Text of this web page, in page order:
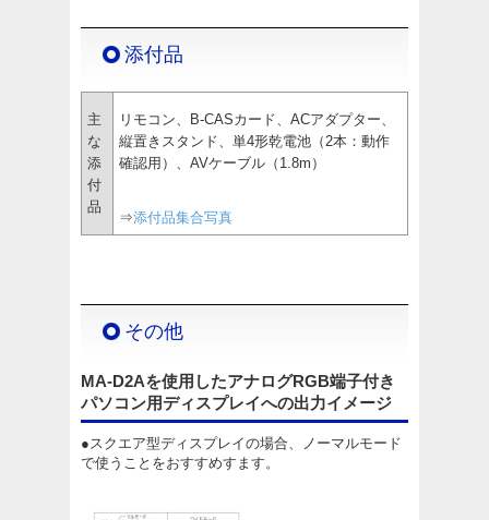
添付品
主
な
添
付
品
リモコン、B-CASカード、ACアダプター、
縦置きスタンド、単4形乾電池（2本：動作
確認用）、AVケーブル（1.8m）
⇒添付品集合写真
その他
MA-D2Aを使用したアナログRGB端子付き
パソコン用ディスプレイへの出力イメージ
●スクエア型ディスプレイの場合、ノーマルモード
で使うことをおすすめすます。